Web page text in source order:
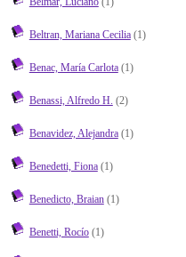
Beltran, Mariana Cecilia(1)
Benac, María Carlota(1)
Benassi, Alfredo H. (2)
Benavidez, Alejandra(1)
Benedetti, Fiona(1)
Benedicto, Braian(1)
Benetti, Rocío(1)